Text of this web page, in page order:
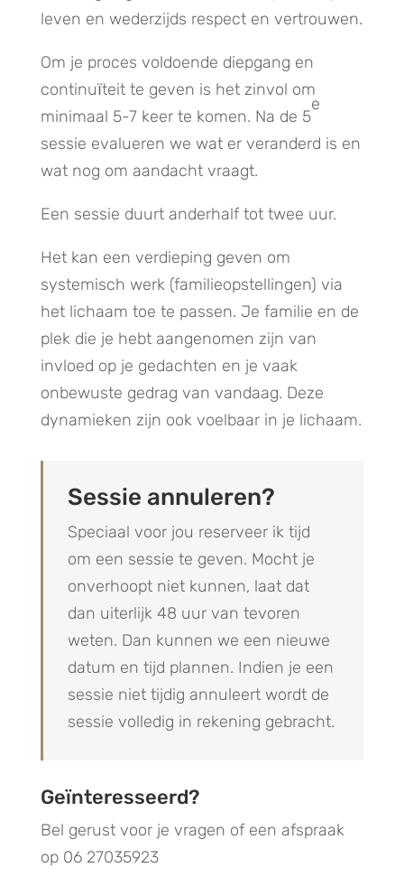
leven en wederzijds respect en vertrouwen.
Om je proces voldoende diepgang en
continuїteit te geven is het zinvol om
minimaal 5-7 keer te komen. Na de 5
e
sessie evalueren we wat er veranderd is en
wat nog om aandacht vraagt.
Een sessie duurt anderhalf tot twee uur.
Het kan een verdieping geven om
systemisch werk (familieopstellingen) via
het lichaam toe te passen. Je familie en de
plek die je hebt aangenomen zijn van
invloed op je gedachten en je vaak
onbewuste gedrag van vandaag. Deze
dynamieken zijn ook voelbaar in je lichaam.
Sessie annuleren?
Speciaal voor jou reserveer ik tijd
om een sessie te geven. Mocht je
onverhoopt niet kunnen, laat dat
dan uiterlijk 48 uur van tevoren
weten. Dan kunnen we een nieuwe
datum en tijd plannen. Indien je een
sessie niet tijdig annuleert wordt de
sessie volledig in rekening gebracht.
Geïnteresseerd?
Bel gerust voor je vragen of een afspraak
op 06 27035923